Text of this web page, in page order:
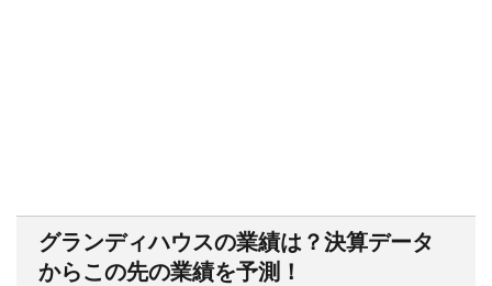
グランディハウスの業績は？決算データ
からこの先の業績を予測！